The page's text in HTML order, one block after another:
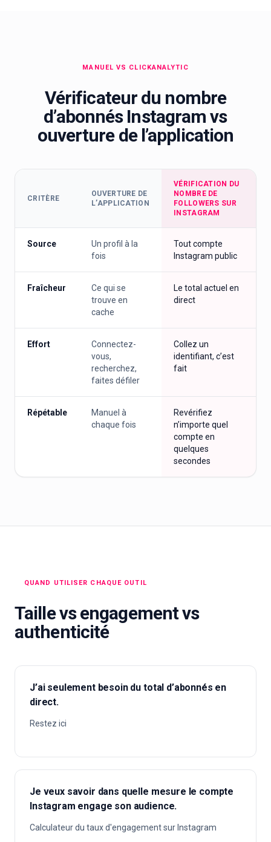
MANUEL VS CLICKANALYTIC
Vérificateur du nombre
d’abonnés Instagram vs
ouverture de l’application
CRITÈRE
OUVERTURE DE
L’APPLICATION
VÉRIFICATION DU
NOMBRE DE
FOLLOWERS SUR
INSTAGRAM
Source
Un profil à la
fois
Tout compte
Instagram public
Fraîcheur
Ce qui se
trouve en
cache
Le total actuel en
direct
Effort
Connectez-
vous,
recherchez,
faites défiler
Collez un
identifiant, c’est
fait
Répétable
Manuel à
chaque fois
Revérifiez
n’importe quel
compte en
quelques
secondes
QUAND UTILISER CHAQUE OUTIL
Taille vs engagement vs
authenticité
J’ai seulement besoin du total d’abonnés en
direct.
Restez ici
Je veux savoir dans quelle mesure le compte
Instagram engage son audience.
Calculateur du taux d'engagement sur Instagram